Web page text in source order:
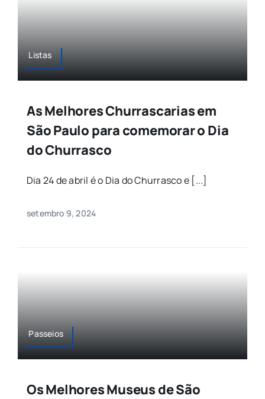
Listas
As Melhores Churrascarias em
São Paulo para comemorar o Dia
do Churrasco
Dia 24 de abril é o Dia do Churrasco e [...]
setembro 9, 2024
Passeios
Os Melhores Museus de São